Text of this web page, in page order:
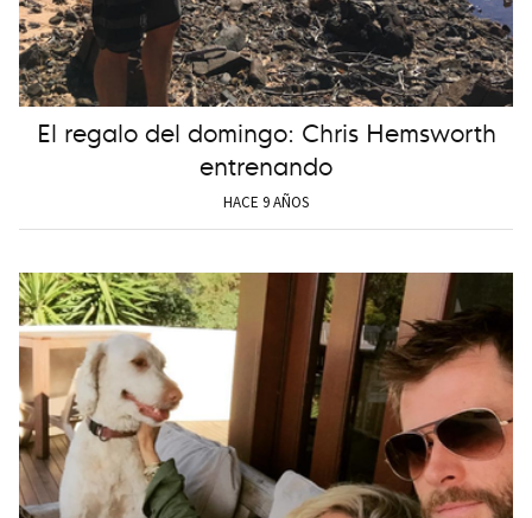
El regalo del domingo: Chris Hemsworth
entrenando
HACE 9 AÑOS